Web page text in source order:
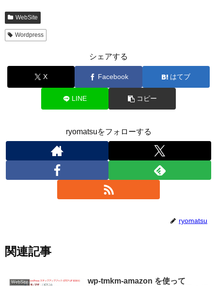
WebSite
Wordpress
シェアする
X Facebook はてブ
LINE コピー
ryomatsuをフォローする
ryomatsu
関連記事
WebSite
wp-tmkm-amazon を使って